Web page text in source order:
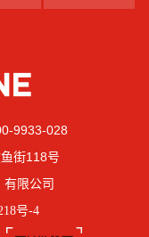
9933-028
街118号
限公司
号-4